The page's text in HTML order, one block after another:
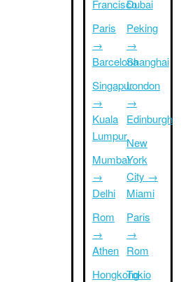
Francisco
Paris
→
Barcelona
Singapur
→
Kuala
Lumpur
Mumbai
→
Delhi
Rom
→
Athen
Hongkong
Dubai
Peking
→
Shanghai
London
→
Edinburgh
New
York
City →
Miami
Paris
→
Rom
Tokio